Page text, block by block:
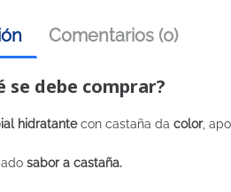
Comentarios (0)
se debe comprar?
hidratantecon castaña da color,
sabor a castaña.